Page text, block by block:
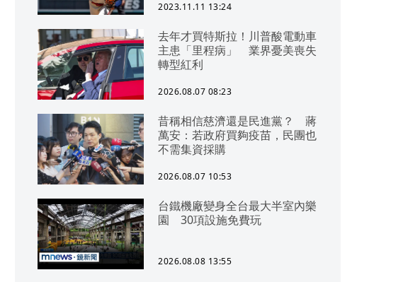
2023.11.11 13:24
去年才買特斯拉！川普酸電動車
主患「里程病」 業界憂美喪失
轉型紅利
2026.08.07 08:23
昔稱相信慈濟還是民進黨？ 蔣
萬安：若政府買夠疫苗，民團也
不需集資採購
2026.08.07 10:53
台鐵機廠變身全台最大半室內樂
園 30項設施免費玩
2026.08.08 13:55